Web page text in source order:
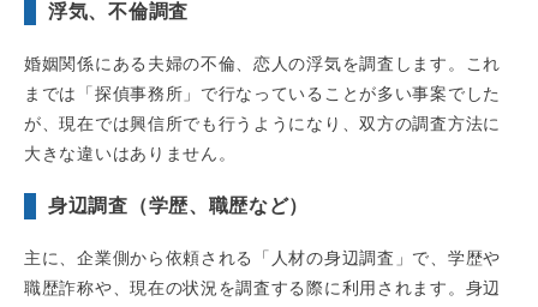
浮気、不倫調査
婚姻関係にある夫婦の不倫、恋人の浮気を調査します。これ
までは「探偵事務所」で行なっていることが多い事案でした
が、現在では興信所でも行うようになり、双方の調査方法に
大きな違いはありません。
身辺調査（学歴、職歴など）
主に、企業側から依頼される「人材の身辺調査」で、学歴や
職歴詐称や、現在の状況を調査する際に利用されます。身辺